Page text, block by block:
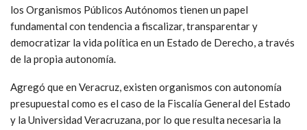
los Organismos Públicos Autónomos tienen un papel
fundamental con tendencia a fiscalizar, transparentar y
democratizar la vida política en un Estado de Derecho, a través
de la propia autonomía.
Agregó que en Veracruz, existen organismos con autonomía
presupuestal como es el caso de la Fiscalía General del Estado
y la Universidad Veracruzana, por lo que resulta necesaria la